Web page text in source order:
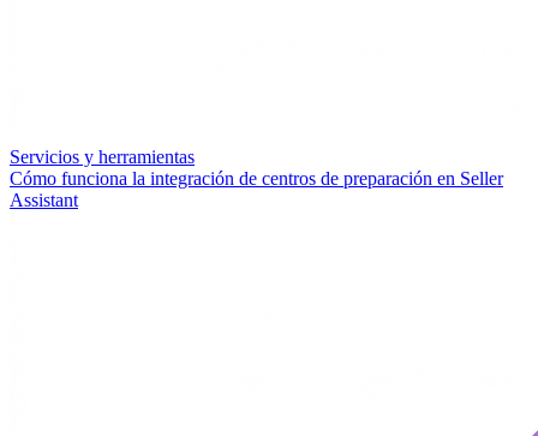
Servicios y herramientas
Cómo funciona la integración de centros de preparación en Seller
Assistant